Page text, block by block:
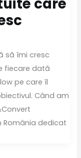
care
să îmi cresc
fiecare dată
pe care îl
Când am
România dedicat